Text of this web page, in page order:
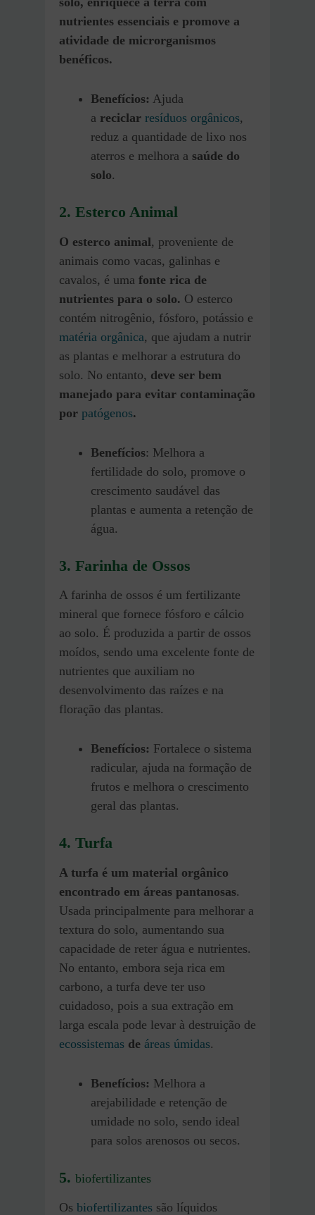
nutrientes essenciais e promove a
atividade de microrganismos
benéficos.
Benefícios: Ajuda
a reciclar resíduos orgânicos,
reduz a quantidade de lixo nos
aterros e melhora a saúde do
solo.
2. Esterco Animal
O esterco animal, proveniente de
animais como vacas, galinhas e
cavalos, é uma fonte rica de
nutrientes para o solo. O esterco
contém nitrogênio, fósforo, potássio e
matéria orgânica, que ajudam a nutrir
as plantas e melhorar a estrutura do
solo. No entanto, deve ser bem
manejado para evitar contaminação
por patógenos.
Benefícios: Melhora a
fertilidade do solo, promove o
crescimento saudável das
plantas e aumenta a retenção de
água.
3. Farinha de Ossos
A farinha de ossos é um fertilizante
mineral que fornece fósforo e cálcio
ao solo. É produzida a partir de ossos
moídos, sendo uma excelente fonte de
nutrientes que auxiliam no
desenvolvimento das raízes e na
floração das plantas.
Benefícios: Fortalece o sistema
radicular, ajuda na formação de
frutos e melhora o crescimento
geral das plantas.
4. Turfa
A turfa é um material orgânico
encontrado em áreas pantanosas.
Usada principalmente para melhorar a
textura do solo, aumentando sua
capacidade de reter água e nutrientes.
No entanto, embora seja rica em
carbono, a turfa deve ter uso
cuidadoso, pois a sua extração em
larga escala pode levar à destruição de
ecossistemas de áreas úmidas.
Benefícios: Melhora a
arejabilidade e retenção de
umidade no solo, sendo ideal
para solos arenosos ou secos.
5. biofertilizantes
Os biofertilizantes são líquidos